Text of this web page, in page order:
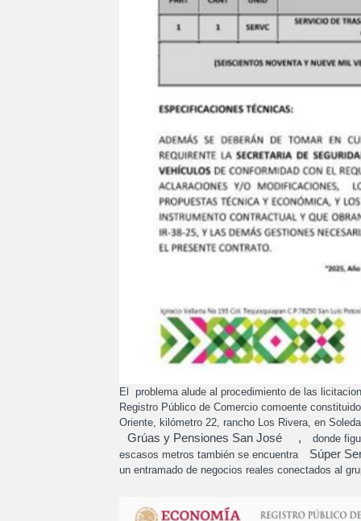
El problema alude al procedimiento de las
Registro Público de Comercio comoente
Oriente, kilómetro 22, rancho Los Rivera, en
Grúas y Pensiones San José ,
donde
escasos metros también se encuentra
Súper
un entramado de negocios reales conectados al